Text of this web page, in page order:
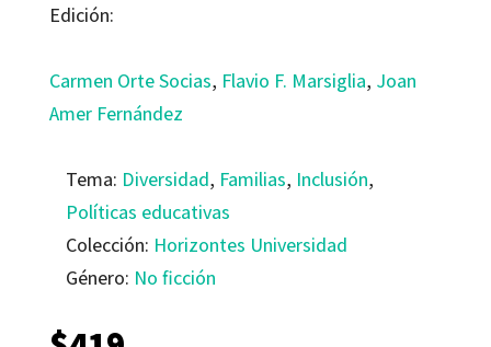
Edición:
Carmen Orte Socias, Flavio F. Marsiglia, Joan
Amer Fernández
Tema: Diversidad, Familias, Inclusión,
Políticas educativas
Colección: Horizontes Universidad
Género: No ficción